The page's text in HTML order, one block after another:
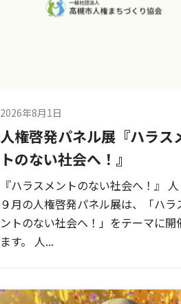
2026年8月1日
人権啓発パネル展『ハラス
トのない社会へ！』
『ハラスメントのない社会へ！』
９月の人権啓発パネル展は、「ハラ
ントのない社会へ！」をテーマに開
ます。 人...